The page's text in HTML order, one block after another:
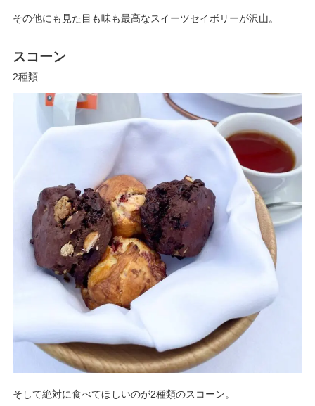
その他にも見た目も味も最高なスイーツセイボリーが沢山。
スコーン
2種類
そして絶対に食べてほしいのが2種類のスコーン。